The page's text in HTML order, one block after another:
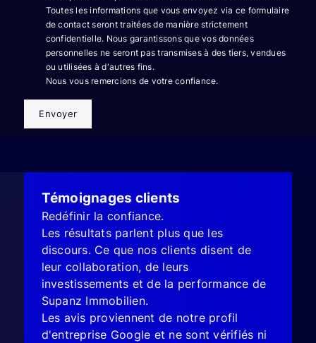
Toutes les informations que vous envoyez via ce formulaire
de contact seront traitées de manière strictement
confidentielle. Nous garantissons que vos données
personnelles ne seront pas transmises à des tiers, vendues
ou utilisées à d'autres fins.
Nous vous remercions de votre confiance.
Envoyer
Témoignages clients
Redéfinir la confiance.
Les résultats parlent plus que les
discours. Ce que nos clients disent de
leur collaboration, de leurs
investissements et de la performance de
Supanz Immobilien.
Les avis proviennent de notre profil
d'entreprise Google et ne sont vérifiés ni